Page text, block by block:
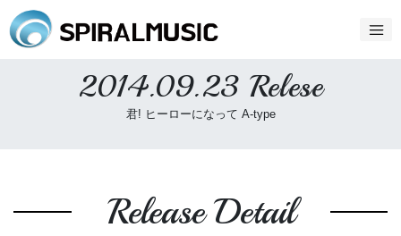
2014.09.23 Relese
君! ヒーローになって A-type
Release Detail